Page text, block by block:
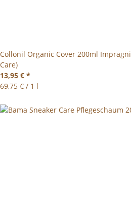
Collonil Organic Cover 200ml
Care)
13,95 € *
69,75 € / 1 l